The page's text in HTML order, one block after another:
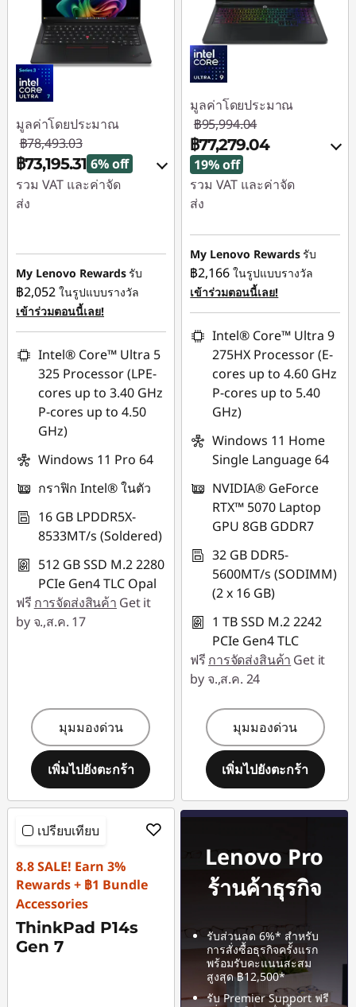
มูลค่าโดยประมาณ
฿78,493.03
฿73,195.31 6% off
รวม VAT และค่าจัด
ส่ง
฿3,804.00
การประหยัด eCoupon
:-฿1,493.72
ใช้ eCoupon :
88SALETH
My Lenovo Rewardsรับ
฿2,052 ในรูปแบบรางวัล
เข้าร่วมตอนนี้เลย!
Intel® Core™ Ultra 5
325 Processor (LPE-
cores up to 3.40 GHz
P-cores up to 4.50
GHz)
Windows 11 Pro 64
กราฟิก Intel® ในตัว
16 GB LPDDR5X-
8533MT/s (Soldered)
512 GB SSD M.2 2280
PCIe Gen4 TLC Opal
ฟรี การจัดส่งสินค้า Get it
by จ.,ส.ค. 17
มุมมองด่วน
เพิ่มไปยังตะกร้า
มูลค่าโดยประมาณ
฿95,994.04
฿77,279.04
19% off
รวม VAT และค่าจัด
ส่ง
ประหยัดทันที :-
฿18,715.00
ใช้ eCoupon :
88SALETH
My Lenovo Rewardsรับ
฿2,166 ในรูปแบบรางวัล
เข้าร่วมตอนนี้เลย!
Intel® Core™ Ultra 9
275HX Processor (E-
cores up to 4.60 GHz
P-cores up to 5.40
GHz)
Windows 11 Home
Single Language 64
NVIDIA® GeForce
RTX™ 5070 Laptop
GPU 8GB GDDR7
32 GB DDR5-
5600MT/s (SODIMM)
(2 x 16 GB)
1 TB SSD M.2 2242
PCIe Gen4 TLC
ฟรี การจัดส่งสินค้า Get it
by จ.,ส.ค. 24
มุมมองด่วน
เพิ่มไปยังตะกร้า
เปรียบเทียบ
8.8 SALE! Earn 3%
Rewards + ฿1 Bundle
Accessories
ThinkPad P14s
Gen 7
Lenovo Pro
ร้านค้าธุรกิจ
รับส่วนลด 6%* สำหรับ
การสั่งซื้อธุรกิจครั้งแรก
พร้อมรับคะแนนสะสม
สูงสุด ฿12,500*
รับ Premier Support ฟรี